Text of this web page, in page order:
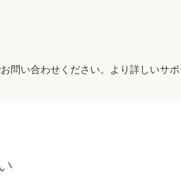
問い合わせください。より詳しいサ